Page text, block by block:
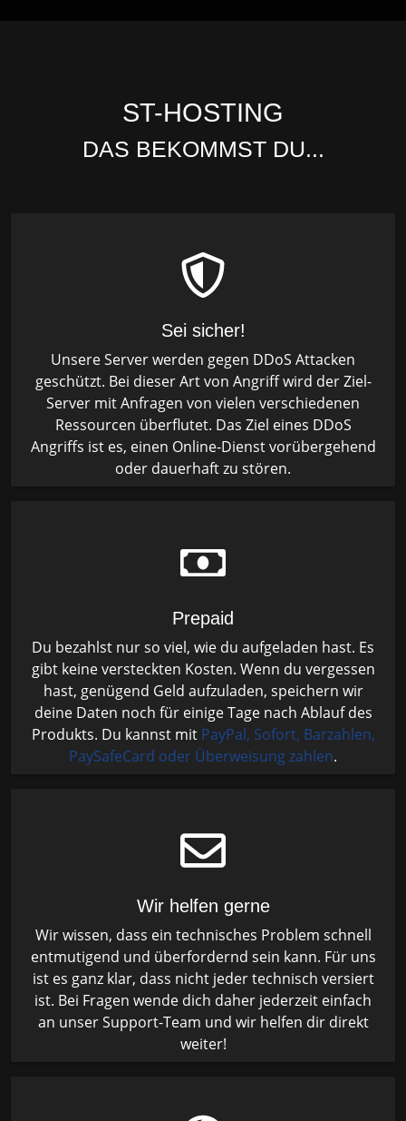
ST-HOSTING
DAS BEKOMMST DU...
Sei sicher!
Unsere Server werden gegen DDoS Attacken
geschützt. Bei dieser Art von Angriff wird der Ziel-
Server mit Anfragen von vielen verschiedenen
Ressourcen überflutet. Das Ziel eines DDoS
Angriffs ist es, einen Online-Dienst vorübergehend
oder dauerhaft zu stören.
Prepaid
Du bezahlst nur so viel, wie du aufgeladen hast. Es
gibt keine versteckten Kosten. Wenn du vergessen
hast, genügend Geld aufzuladen, speichern wir
deine Daten noch für einige Tage nach Ablauf des
Produkts. Du kannst mit PayPal, Sofort, Barzahlen,
PaySafeCard oder Überweisung zahlen.
Wir helfen gerne
Wir wissen, dass ein technisches Problem schnell
entmutigend und überfordernd sein kann. Für uns
ist es ganz klar, dass nicht jeder technisch versiert
ist. Bei Fragen wende dich daher jederzeit einfach
an unser Support-Team und wir helfen dir direkt
weiter!